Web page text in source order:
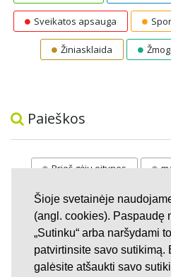
Šioje svetainėje
(angl. cookies). Paspaudę
„Sutinku“ arba naršydami
patvirtinsite savo sutikimą.
galėsite atšaukti savo
Sveikatos apsauga
Žiniasklaida
Paieškos
Prieš gėju eitynes
STOP
Pilnos moksleivių vasaros
Keliu jaunystės